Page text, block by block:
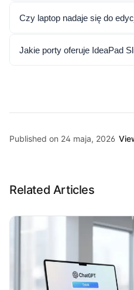
Czy laptop nadaje się do
Jakie porty oferuje IdeaPad
Published on 24 maja, 2026
Related Articles